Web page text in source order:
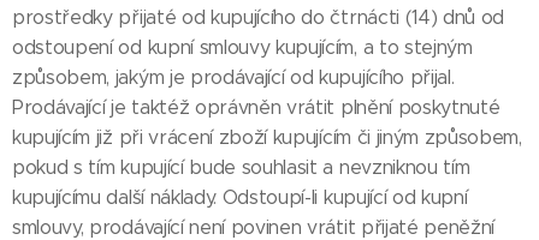
prostředky přijaté od kupujícího do čtrnácti (14) dnů od
odstoupení od kupní smlouvy kupujícím, a to stejným
způsobem, jakým je prodávající od kupujícího přijal.
Prodávající je taktéž oprávněn vrátit plnění poskytnuté
kupujícím již při vrácení zboží kupujícím či jiným způsobem,
pokud s tím kupující bude souhlasit a nevzniknou tím
kupujícímu další náklady. Odstoupí-li kupující od kupní
smlouvy, prodávající není povinen vrátit přijaté peněžní